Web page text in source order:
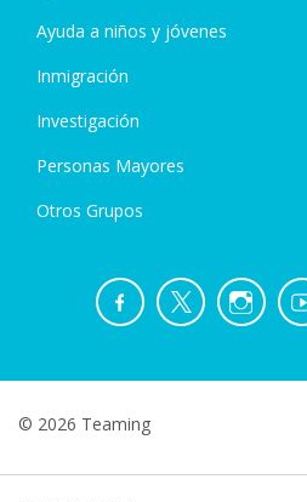
Ayuda a niños y jóvenes
Inmigración
Investigación
Personas Mayores
Otros Grupos
© 2026 Teaming